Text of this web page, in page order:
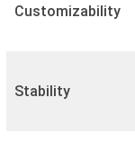
Customizability
Stability